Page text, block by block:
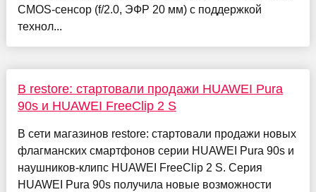
CMOS-сенсор (f/2.0, ЭФР 20 мм) с поддержкой
технол...
В restore: стартовали продажи HUAWEI Pura
90s и HUAWEI FreeClip 2 S
В сети магазинов restore: стартовали продажи новых
флагманских смартфонов серии HUAWEI Pura 90s и
наушников-клипс HUAWEI FreeClip 2 S. Серия
HUAWEI Pura 90s получила новые возможности